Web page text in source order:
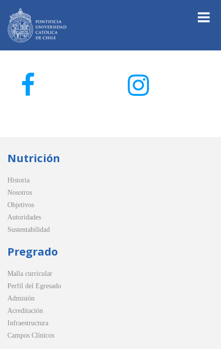
Nutrición
Historia
Nosotros
Objetivos
Autoridades
Sustentabilidad
Pregrado
Malla curricular
Perfil del Egresado
Admisión
Acreditación
Infraestructura
Campos Clínicos